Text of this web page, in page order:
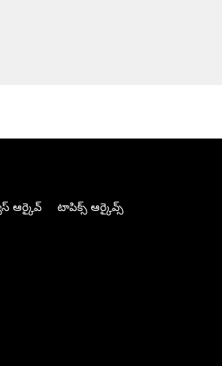
ఆర్కైవ్ టాపిక్స్ ఆర్కైవ్స్